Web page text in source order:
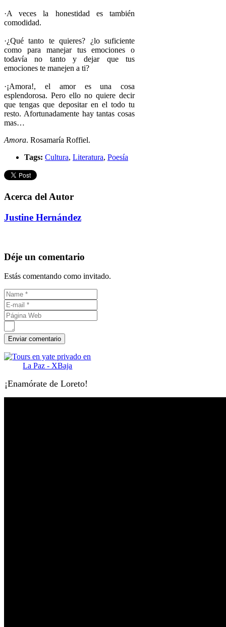
·A veces la honestidad es también
comodidad.
·¿Qué tanto te quieres? ¿lo suficiente
como para manejar tus emociones o
todavía no tanto y dejar que tus
emociones te manejen a ti?
·¡Amora!, el amor es una cosa
esplendorosa. Pero ello no quiere decir
que tengas que depositar en el todo tu
resto. Afortunadamente hay tantas cosas
mas…
Amora. Rosamaría Roffiel.
Tags: Cultura, Literatura, Poesía
Acerca del Autor
Justine Hernández
Déje un comentario
Estás comentando como invitado.
¡Enamórate de Loreto!